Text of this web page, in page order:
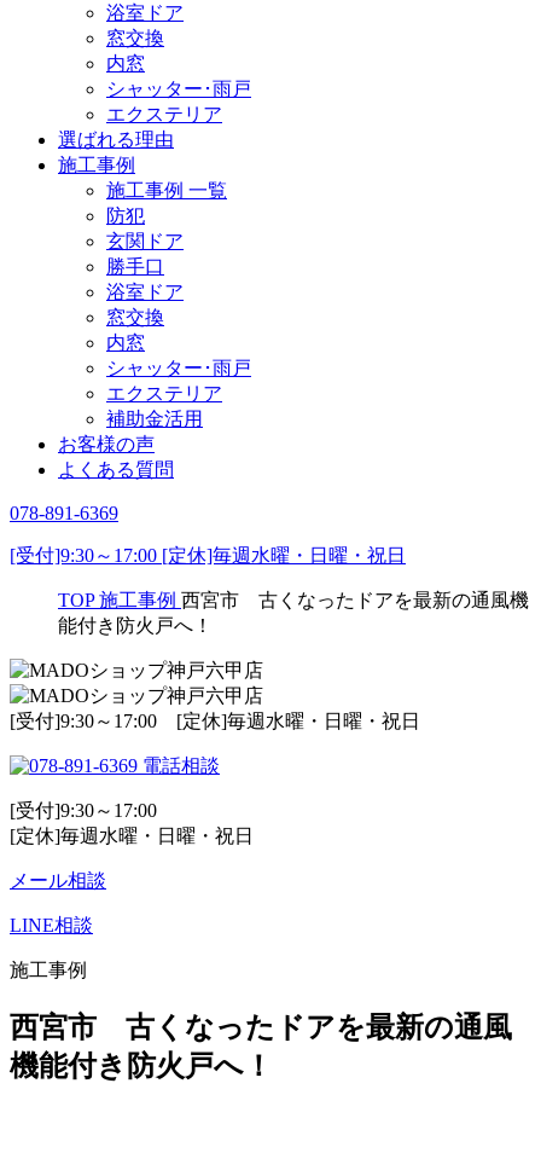
浴室ドア
窓交換
内窓
シャッター･雨戸
エクステリア
選ばれる理由
施工事例
施工事例 一覧
防犯
玄関ドア
勝手口
浴室ドア
窓交換
内窓
シャッター･雨戸
エクステリア
補助金活用
お客様の声
よくある質問
078-891-6369
[受付]9:30～17:00 [定休]毎週水曜・日曜・祝日
TOP 施工事例 西宮市 古くなったドアを最新の通風機
能付き防火戸へ！
[受付]9:30～17:00 [定休]毎週水曜・日曜・祝日
電話相談
[受付]9:30～17:00
[定休]毎週水曜・日曜・祝日
メール相談
LINE相談
施工事例
西宮市 古くなったドアを最新の通風
機能付き防火戸へ！